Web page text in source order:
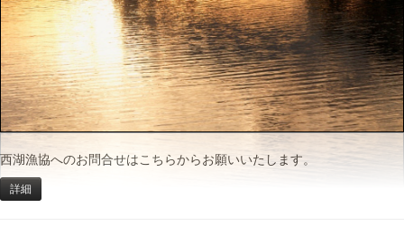
西湖漁協へのお問合せはこちらからお願いいたします。
詳細